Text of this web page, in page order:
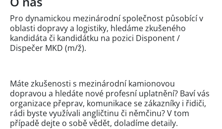
Pro dynamickou mezinárodní společnost působící v
oblasti dopravy a logistiky, hledáme zkušeného
kandidáta či kandidátku na pozici Disponent /
Dispečer MKD (m/ž).
Máte zkušenosti s mezinárodní kamionovou
dopravou a hledáte nové profesní uplatnění? Baví vás
organizace přeprav, komunikace se zákazníky i řidiči,
rádi byste využívali angličtinu či němčinu? V tom
případě dejte o sobě vědět, doladíme detaily.